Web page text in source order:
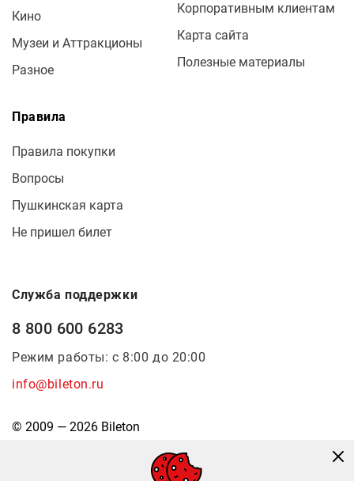
Кино
Музеи и Аттракционы
Разное
Корпоративным клиентам
Карта сайта
Полезные материалы
Правила
Правила покупки
Вопросы
Пушкинская карта
Не пришел билет
Служба поддержки
8 800 600 6283
Режим работы: с 8:00 до 20:00
info@bileton.ru
© 2009 — 2026 Bileton